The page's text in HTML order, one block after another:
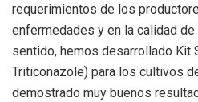
requerimientos de los
enfermedades y en la calidad de
sentido, hemos desarrollado Kit
Triticonazole) para los cultivos
demostrado muy buenos